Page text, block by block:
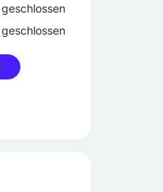
geschlossen
geschlossen